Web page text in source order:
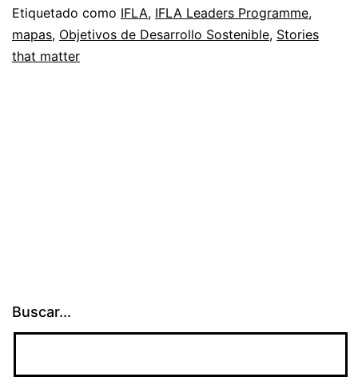
Etiquetado como IFLA, IFLA Leaders Programme,
mapas, Objetivos de Desarrollo Sostenible, Stories
that matter
Buscar...